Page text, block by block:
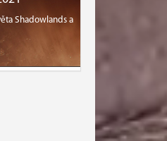
Shadowlands a